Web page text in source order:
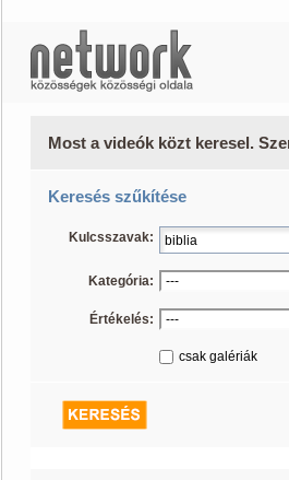
Most a videók közt keresel.
Keresés szűkítése
Kulcsszavak:
Kategória:
Értékelés:
csak galériák